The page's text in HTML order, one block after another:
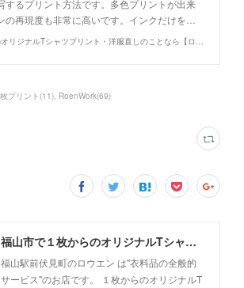
するプリント方法です。多色プリントが出来
の再現度も非常に高いです。インクだけを…
福山市で１枚からのオリジナルTシャツプリント・洋服直しのことなら【ロウエン - ROEN】
プリント (11) RoenWork(69)
福山市で１枚からのオリジナルTシャツプリント・洋服直しのことなら【ロウエン - ROEN】
福山駅前伏見町のロウエン は"衣料品の全般的
サービス"のお店です。 １枚からのオリジナルT